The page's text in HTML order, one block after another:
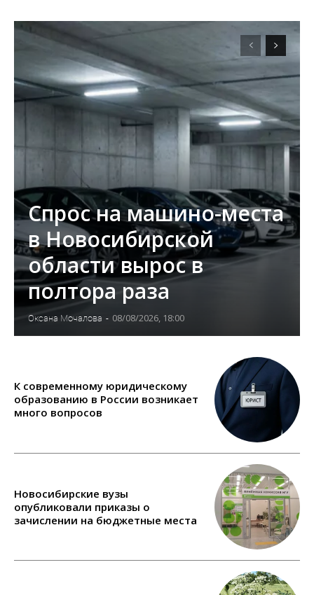
Спрос на машино-места
в Новосибирской
области вырос в
полтора раза
Оксана Мочалова - 08/08/2026, 18:00
К современному юридическому
образованию в России возникает
много вопросов
Новосибирские вузы
опубликовали приказы о
зачислении на бюджетные места